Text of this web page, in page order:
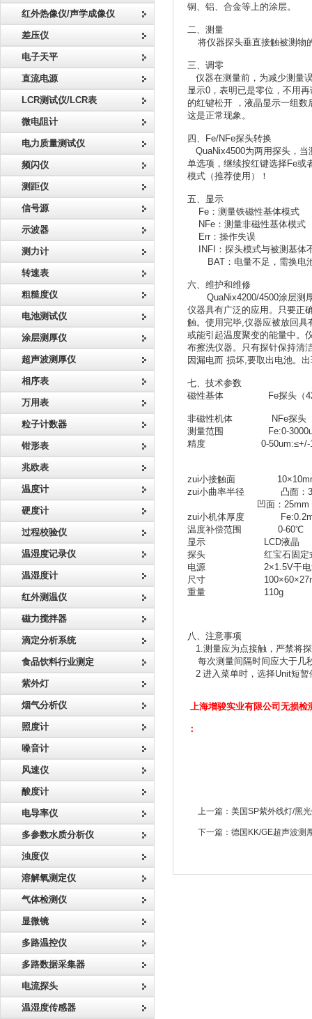
红外热像仪/声学成像仪
差压仪
电子天平
直流电源
LCR测试仪/LCR表
微电阻计
电力质量测试仪
频闪仪
测距仪
信号源
示波器
测力计
转速表
粗糙度仪
电池测试仪
涂层测厚仪
超声波测厚仪
相序表
万用表
粒子计数器
钳形表
兆欧表
温度计
硬度计
过程校验仪
温湿度记录仪
温湿度计
红外测温仪
磁力搅拌器
滴定分析系统
食品饮料行业测定
紫外灯
烟气分析仪
照度计
噪音计
风速仪
酸度计
电导率仪
多参数水质分析仪
浊度仪
溶解氧测定仪
气体检测仪
显微镜
多路温控仪
多路数据采集器
电流探头
温湿度传感器
铜、铝、合金等上的涂层。
二、测量
将仪器探头垂直接触被测物
三、调零
仪器在测量前，为减少测量
显示0，表明已是零位，不用
的红键松开 ，液晶显示一组数
这是正常现象。
四、
Fe/NFe探头转换
QuaNix4500为两用探头，当
单选项，继续按红键选择Fe或
模式（推荐使用）！
五、显示
Fe ：测量铁磁性基体模式
NFe ：测量非磁性基体模式
Err ：操作失误
INFI ：探头模式与被测基体
BAT ：电量不足，需换电
六、维护和维修
QuaNix4200/4500涂层测
仪器具有广泛的应用。只要正
触。使用完毕,仪器应被放回
或能引起温度聚变的能量中。
布擦洗仪器。只有探针保持清
因漏电而 损坏,要取出电池。
七、技术参数
磁性基体 Fe探头（
非磁性机体 NFe探头（
测量范围
Fe:0-3000um/
精度 0-50um:≤+/-
zui小接触面 10×
zui小曲率半径 凸面：
凹面： 25mm
zui小机体厚度 Fe:0.2mm/
温度补偿范围
0-60℃
显示 LCD液晶
探头
红宝石固定
电源 2×1.5V干
尺寸 100×60×
重量 110g
八、注意事项
1.测量应为点接触，严禁将
每次测量间隔时间应大于几
2 进入菜单时，选择Unit短
上海增骏实业有限公司无损检
：
上一篇： 美国SP紫外线灯/黑
下一篇： 德国KK/GE超声波测